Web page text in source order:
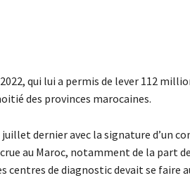
qui lui a permis de lever 112
des provinces marocaines.
dernier avec la signature d’un
au Maroc, notamment de la part
de diagnostic devait se faire